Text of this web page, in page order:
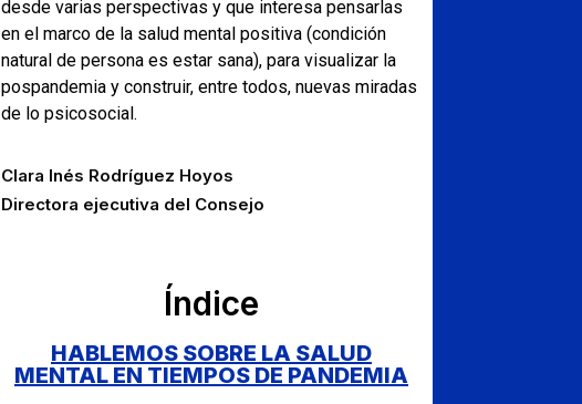
desde varias perspectivas y que interesa pensarlas
en el marco de la salud mental positiva (condición
natural de persona es estar sana), para visualizar la
pospandemia y construir, entre todos, nuevas miradas
de lo psicosocial.
Clara Inés Rodríguez Hoyos
Directora ejecutiva del Consejo
Índice
HABLEMOS SOBRE LA SALUD
MENTAL EN TIEMPOS DE PANDEMIA​